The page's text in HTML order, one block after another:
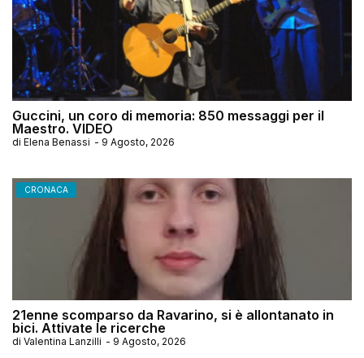
Guccini, un coro di memoria: 850 messaggi per il
Maestro. VIDEO
di Elena Benassi - 9 Agosto, 2026
CRONACA
21enne scomparso da Ravarino, si è allontanato in
bici. Attivate le ricerche
di Valentina Lanzilli - 9 Agosto, 2026